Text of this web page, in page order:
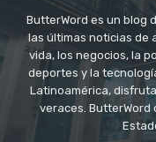
ButterWord es un blog
las últimas noticias de
vida, los negocios, la
deportes y la
Latinoamérica,
veraces. ButterWord